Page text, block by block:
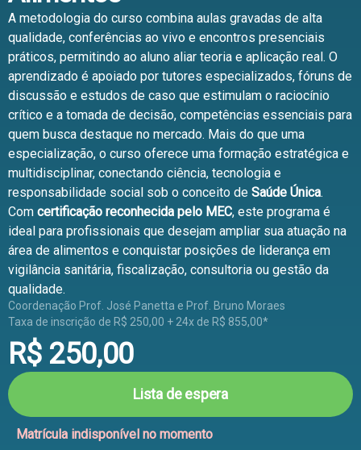
A metodologia do curso combina aulas gravadas de alta
qualidade, conferências ao vivo e encontros presenciais
práticos, permitindo ao aluno aliar teoria e aplicação real. O
aprendizado é apoiado por tutores especializados, fóruns de
discussão e estudos de caso que estimulam o raciocínio
crítico e a tomada de decisão, competências essenciais para
quem busca destaque no mercado. Mais do que uma
especialização, o curso oferece uma formação estratégica e
multidisciplinar, conectando ciência, tecnologia e
responsabilidade social sob o conceito de Saúde Única.
Com certificação reconhecida pelo MEC, este programa é
ideal para profissionais que desejam ampliar sua atuação na
área de alimentos e conquistar posições de liderança em
vigilância sanitária, fiscalização, consultoria ou gestão da
qualidade.
Coordenação Prof. José Panetta e Prof. Bruno Moraes
Taxa de inscrição de R$ 250,00 + 24x de R$ 855,00*
R$250,00
Lista de espera
Matrícula indisponível no momento